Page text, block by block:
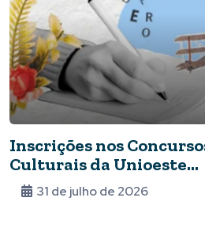
Inscrições nos
Culturais da Unioeste
ganham novo prazo
31 de julho de 2026